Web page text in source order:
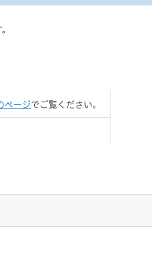
ページでご覧ください。